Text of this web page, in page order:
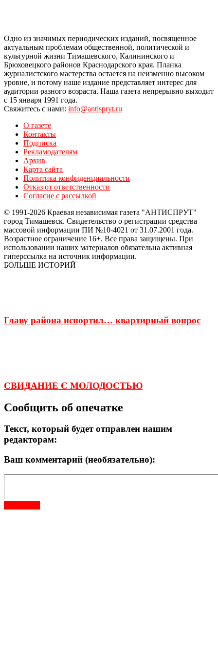
Одно из значимых периодических изданий, посвященное
актуальным проблемам общественной, политической и
культурной жизни Тимашевского, Калининского и
Брюховецкого районов Краснодарского края. Планка
журналистского мастерства остается на неизменно высоком
уровне, и потому наше издание представляет интерес для
аудитории разного возраста. Наша газета непрерывно выходит
с 15 января 1991 года.
Свяжитесь с нами: info@antispryt.ru
О газете
Контакты
Подписка
Рекламодателям
Архив
Карта сайта
Политика конфиденциальности
Отказ от ответственности
Согласие с рассылкой
© 1991-2026 Краевая независимая газета "АНТИСПРУТ"
город Тимашевск. Свидетельство о регистрации средства
массовой информации ПИ №10-4021 от 31.07.2001 года.
Возрастное ограничение 16+. Все права защищены. При
использовании наших материалов обязательна активная
гиперссылка на источник информации.
БОЛЬШЕ ИСТОРИЙ
Главу района испортил… квартирный вопрос
СВИДАНИЕ С МОЛОДОСТЬЮ
Сообщить об опечатке
Текст, который будет отправлен нашим
редакторам:
Ваш комментарий (необязательно):